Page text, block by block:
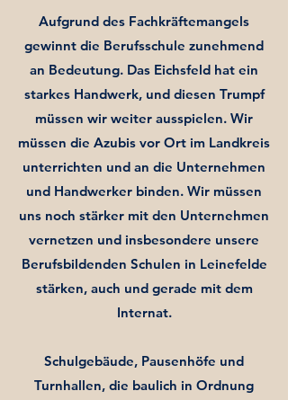
Aufgrund des Fachkräftemangels
gewinnt die Berufsschule zunehmend
an Bedeutung. Das Eichsfeld hat ein
starkes Handwerk, und diesen Trumpf
müssen wir weiter ausspielen. Wir
müssen die Azubis vor Ort im Landkreis
unterrichten und an die Unternehmen
und Handwerker binden. Wir müssen
uns noch stärker mit den Unternehmen
vernetzen und insbesondere unsere
Berufsbildenden Schulen in Leinefelde
stärken, auch und gerade mit dem
Internat.
Schulgebäude, Pausenhöfe und
Turnhallen, die baulich in Ordnung